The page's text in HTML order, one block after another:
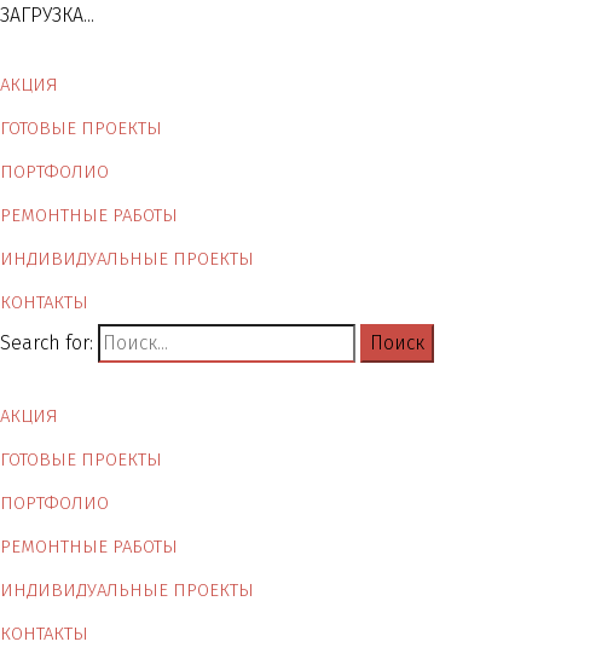
ЗАГРУЗКА...
АКЦИЯ
ГОТОВЫЕ ПРОЕКТЫ
ПОРТФОЛИО
РЕМОНТНЫЕ РАБОТЫ
ИНДИВИДУАЛЬНЫЕ ПРОЕКТЫ
КОНТАКТЫ
Search for:
АКЦИЯ
ГОТОВЫЕ ПРОЕКТЫ
ПОРТФОЛИО
РЕМОНТНЫЕ РАБОТЫ
ИНДИВИДУАЛЬНЫЕ ПРОЕКТЫ
КОНТАКТЫ